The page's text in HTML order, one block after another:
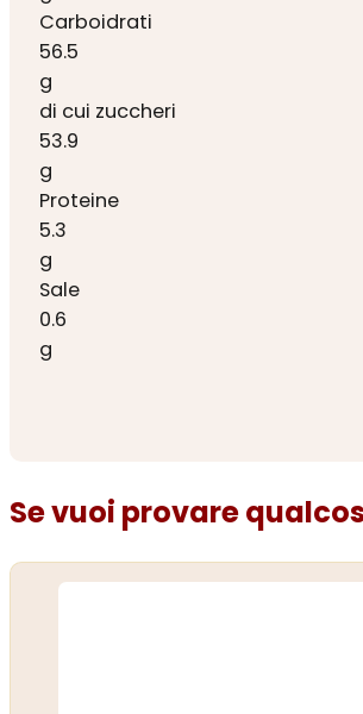
Carboidrati
56.5
g
di cui zuccheri
53.9
g
Proteine
5.3
g
Sale
0.6
g
Se vuoi provare